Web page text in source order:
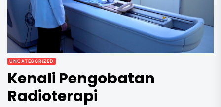
UNCATEGORIZED
Kenali Pengobatan
Radioterapi